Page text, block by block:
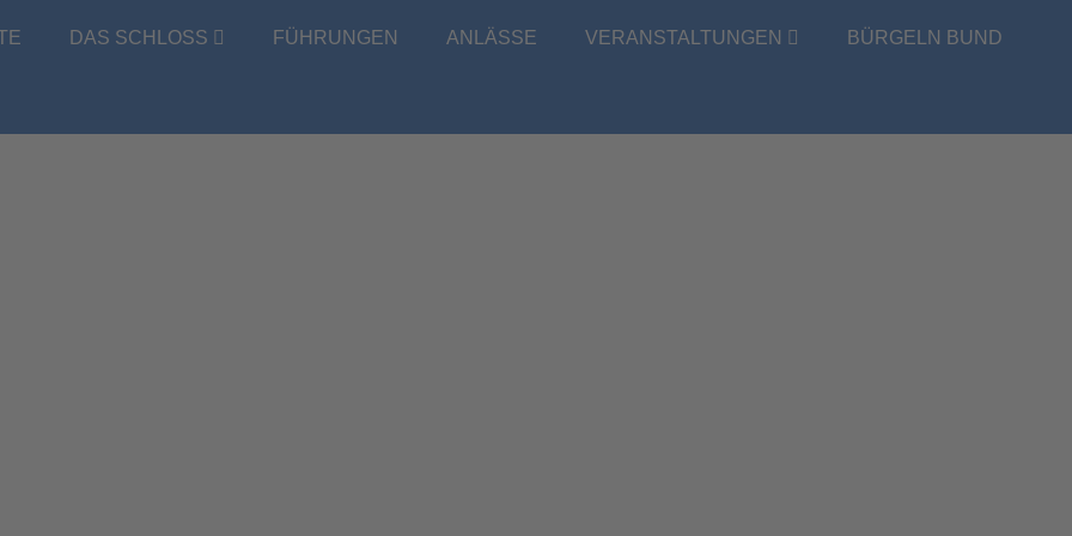
DAS SCHLOSS FÜHRUNGEN ANLÄSSE VERANSTALTUNGEN BÜRGELN BUND